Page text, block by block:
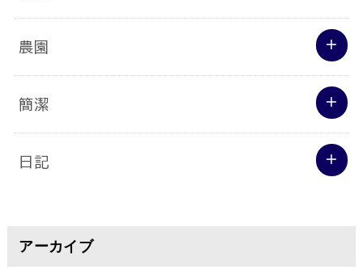
農園
簡潔
日記
アーカイブ